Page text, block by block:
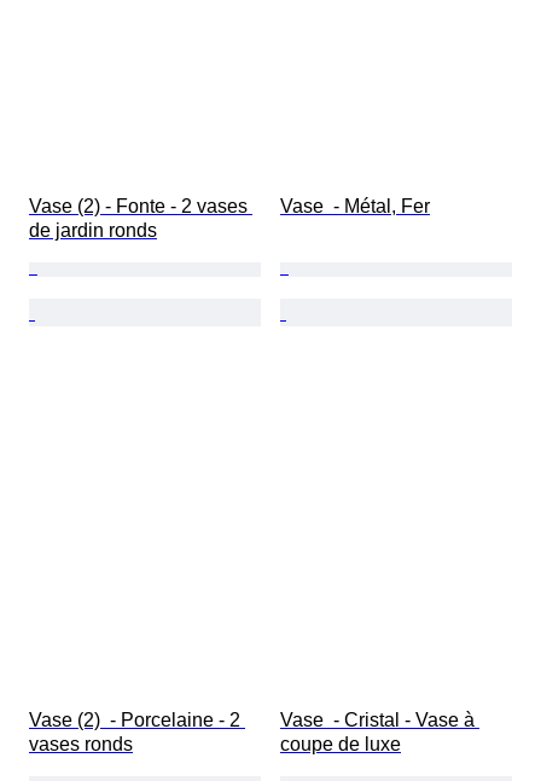
Vase (2) - Fonte - 2 vases
de jardin ronds
Vase  - Métal, Fer
Vase (2)  - Porcelaine - 2
vases ronds
Vase  - Cristal - Vase à
coupe de luxe